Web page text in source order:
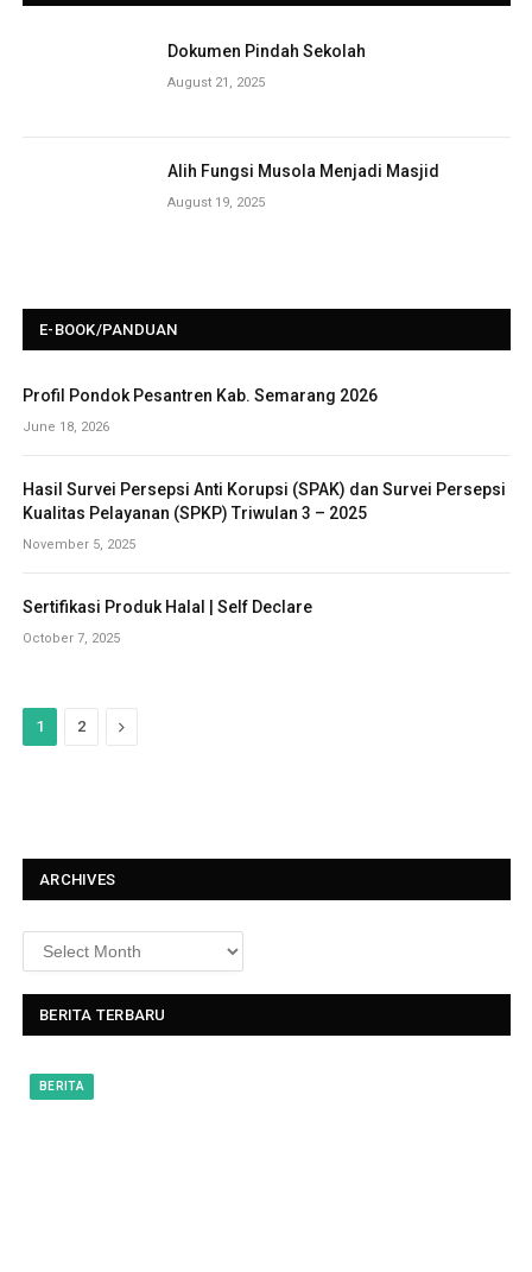
Dokumen Pindah Sekolah
August 21, 2025
Alih Fungsi Musola Menjadi Masjid
August 19, 2025
E-BOOK/PANDUAN
Profil Pondok Pesantren Kab. Semarang 2026
June 18, 2026
Hasil Survei Persepsi Anti Korupsi (SPAK) dan Survei Persepsi
Kualitas Pelayanan (SPKP) Triwulan 3 – 2025
November 5, 2025
Sertifikasi Produk Halal | Self Declare
October 7, 2025
1 2
N
ARCHIVES
BERITA TERBARU
BERITA